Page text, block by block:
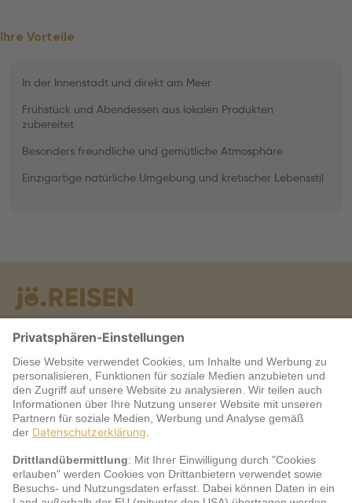
Ihre Vorteile
In der Innenstadt und direkt am Meer
Frühstück und Abendessen aus lokalen Produkten
zubereitet
Besonders freundliche und gemütliche Atmosphäre
Einzigartige natürliche Umgebung und kretischer Lebensstil
Warum jö?
Service
jö Bonus Club Partner